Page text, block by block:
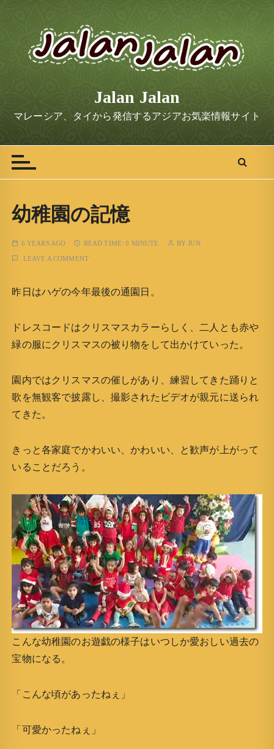
t
Jalan Jalan
マレーシア、タイから発信するアジアお気楽情報サイト
幼稚園の記憶
6 YEARS AGO READ TIME:0 MINUTE BYJUN
LEAVE A COMMENT
昨日はハゲの今年最後の通園日。
ドレスコードはクリスマスカラーらしく、二人とも赤や
緑の服にクリスマスの被り物をして出かけていった。
園内ではクリスマスの催しがあり、練習してきた踊りと
歌を無観客で披露し、撮影されたビデオが親元に送られ
てきた。
きっと各家庭でかわいい、かわいい、と歓声が上がって
いることだろう。
こんな幼稚園のお遊戯の様子はいつしか愛おしい過去の
宝物になる。
「こんな頃があったねぇ」
「可愛かったねぇ」